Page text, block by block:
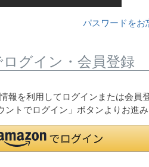
パスワードをお
グイン・会員登録
報を利用してログインまたは会員
トでログイン」ボタンよりお進み